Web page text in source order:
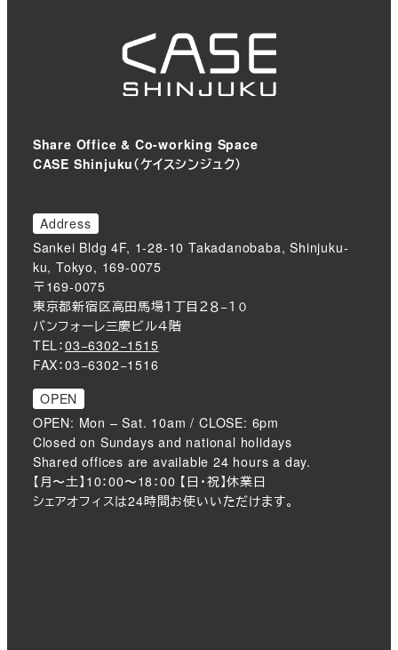
Share Office & Co-working Space
CASE Shinjuku（ケイスシンジュク）
Address
Sankei Bldg 4F, 1-28-10 Takadanobaba, Shinjuku-
ku, Tokyo, 169-0075
〒169-0075
東京都新宿区高田馬場１丁目２８−１０
バンフォーレ三慶ビル４階
TEL：03−6302−1515
FAX：03−6302−1516
OPEN
OPEN: Mon – Sat. 10am / CLOSE: 6pm
Closed on Sundays and national holidays
Shared offices are available 24 hours a day.
【月〜土】10：00〜18：00 【日・祝】休業日
シェアオフィスは24時間お使いいただけます。